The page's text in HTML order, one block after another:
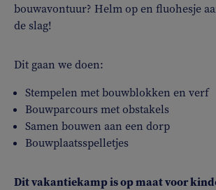
bouwavontuur? Helmopen fluohesje
de slag!
Dit gaan we doen:
Stempelen met bouwblokken en verf
Bouwparcours met obstakels
Samen bouwen aan een dorp
Bouwplaatsspelletjes
Dit vakantiekamp is op maat voor